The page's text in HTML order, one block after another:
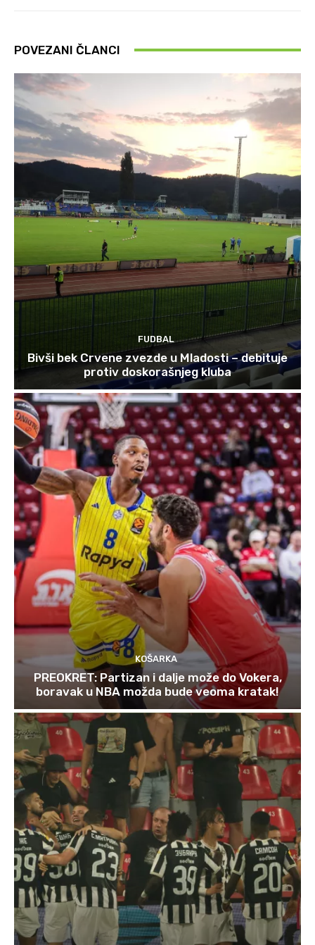
POVEZANI ČLANCI
FUDBAL
Bivši bek Crvene zvezde u Mladosti – debituje
protiv doskorašnjeg kluba
KOŠARKA
PREOKRET: Partizan i dalje može do Vokera,
boravak u NBA možda bude veoma kratak!